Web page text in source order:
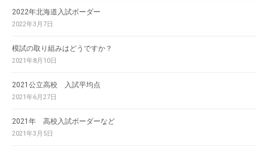
2022年北海道入試ボーダー
2022年3月7日
模試の取り組みはどうですか？
2021年8月10日
2021公立高校 入試平均点
2021年6月27日
2021年 高校入試ボーダーなど
2021年3月5日